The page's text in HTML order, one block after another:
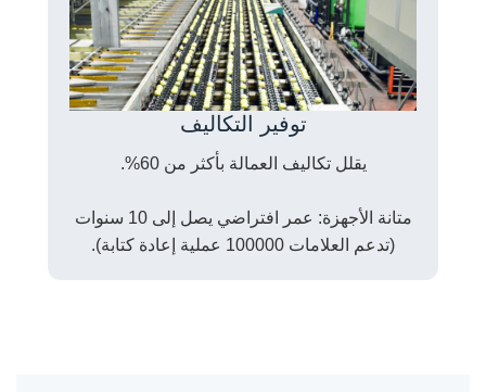
توفير التكاليف
يقلل تكاليف العمالة بأكثر من 60%.
متانة الأجهزة: عمر افتراضي يصل إلى 10 سنوات
(تدعم العلامات 100000 عملية إعادة كتابة).